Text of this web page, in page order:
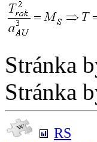
Stránka
Stránka
RS